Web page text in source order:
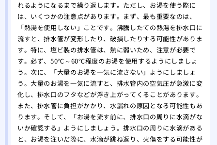
れるようになるまで繰り返します。ただし、お湯を使う際に
は、いくつかの注意点があります。まず、最も重要なのは、
「熱湯を使用しない」ことです。沸騰したての熱湯を排水口に
流すと、排水管が変形したり、破損したりする可能性がありま
す。特に、塩ビ製の排水管は、熱に弱いため、注意が必要で
す。必ず、50℃～60℃程度のお湯を使用するようにしましょ
う。次に、「大量のお湯を一気に流さない」ようにしましょ
う。大量のお湯を一気に流すと、排水管内の空気圧が急激に変
化し、排水口のフタなどが浮き上がってくることがあります。
また、排水管に負担がかかり、水漏れの原因となる可能性もあ
ります。そして、「お湯を流す前に、排水口の周りに水滴がな
いか確認する」ようにしましょう。排水口の周りに水滴がある
と、お湯を注いだ際に、水滴が跳ね返り、火傷をする可能性が